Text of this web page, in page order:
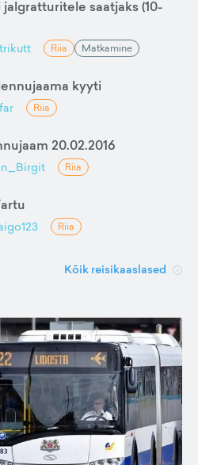
saatjaks (10-
Riia Matkamine
kyyti
Riia
20.02.2016
Riia
Riia
Kõik reisikaaslased